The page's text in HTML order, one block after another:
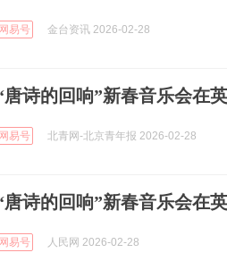
网易号 金台资讯 2026-02-28
唐诗的回响”新春音乐会在
网易号 北青网-北京青年报 2026-02-28
唐诗的回响”新春音乐会在
网易号 人民网 2026-02-28